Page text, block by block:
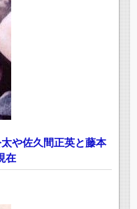
や佐久間正英と藤本
在